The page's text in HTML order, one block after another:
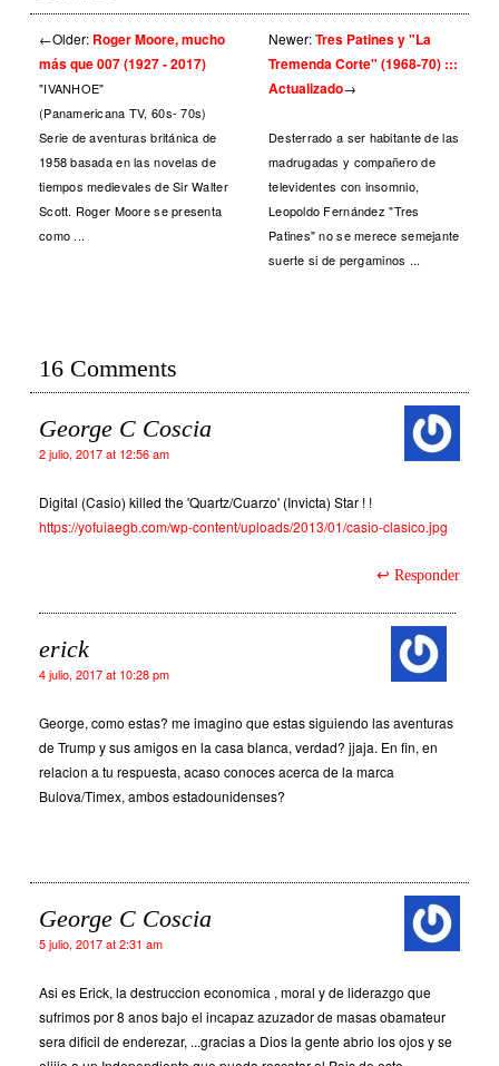
←Older: Roger Moore, mucho
más que 007 (1927 - 2017)
"IVANHOE"
(Panamericana TV, 60s- 70s)
Serie de aventuras británica de
1958 basada en las novelas de
tiempos medievales de Sir Walter
Scott. Roger Moore se presenta
como ...
Newer:Tres Patines y "La
Tremenda Corte" (1968-70) :::
Actualizado→
Desterrado a ser habitante de las
madrugadas y compañero de
televidentes con insomnio,
Leopoldo Fernández "Tres
Patines" no se merece semejante
suerte si de pergaminos ...
16 Comments
George C Coscia
2 julio, 2017 at 12:56 am
Digital (Casio) killed the 'Quartz/Cuarzo' (Invicta) Star ! !
https://yofuiaegb.com/wp-content/uploads/2013/01/casio-clasico.jpg
Responder
erick
4 julio, 2017 at 10:28 pm
George, como estas? me imagino que estas siguiendo las aventuras
de Trump y sus amigos en la casa blanca, verdad? jjaja. En fin, en
relacion a tu respuesta, acaso conoces acerca de la marca
Bulova/Timex, ambos estadounidenses?
George C Coscia
5 julio, 2017 at 2:31 am
Asi es Erick, la destruccion economica , moral y de liderazgo que
sufrimos por 8 anos bajo el incapaz azuzador de masas obamateur
sera dificil de enderezar, ...gracias a Dios la gente abrio los ojos y se